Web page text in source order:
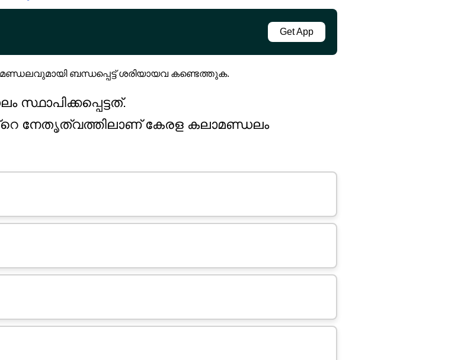
Get App
ബന്ധപ്പെട്ട് ശരിയായവ കണ്ടെത്തുക.
സ്ഥാപിക്കപ്പെട്ടത്.
നേതൃത്വത്തിലാണ് കേരള കലാമണ്ഡലം